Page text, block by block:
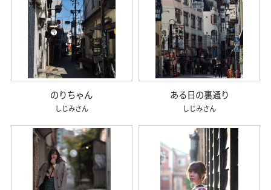
のりちゃん
しじみ
ある日の裏通り
しじみ